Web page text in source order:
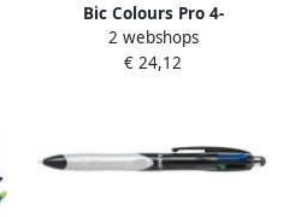
Bic Colours Pro 4-
kleurenbalpen medium
klassieke inktkleuren
2 webshops
€ 24,12